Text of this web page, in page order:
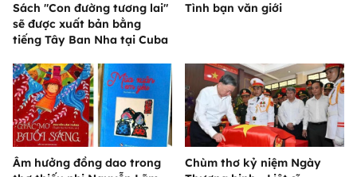
Sách "Con đường tương lai"
sẽ được xuất bản bằng
tiếng Tây Ban Nha tại Cuba
Tình bạn văn giới
Âm hưởng đồng dao trong
Chùm thơ kỷ niệm Ngày